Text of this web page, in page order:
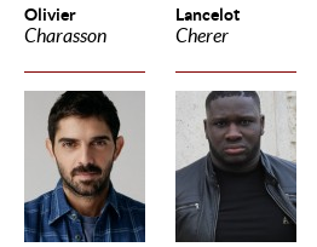
Olivier
Charasson
Lancelot
Cherer